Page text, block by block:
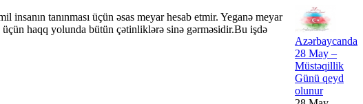
tanınması üçün əsas meyar hesab etmir. Yeganə meyar
üçün haqq yolunda bütün çətinliklərə sinə gərməsidir.Bu işdə
Azərbaycanda
28 May –
Müstəqillik
Günü qeyd
olunur